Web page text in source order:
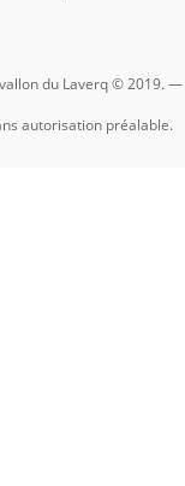
du Laverq © 2019. —
autorisation préalable.